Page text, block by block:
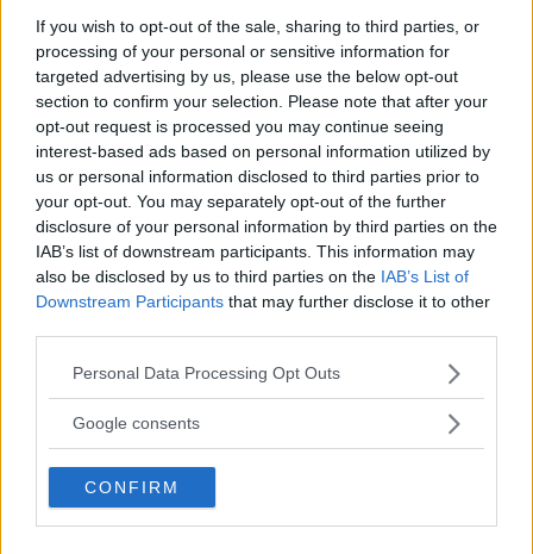
If you wish to opt-out of the sale, sharing to third parties, or
processing of your personal or sensitive information for
targeted advertising by us, please use the below opt-out
section to confirm your selection. Please note that after your
opt-out request is processed you may continue seeing
interest-based ads based on personal information utilized by
us or personal information disclosed to third parties prior to
your opt-out. You may separately opt-out of the further
disclosure of your personal information by third parties on the
IAB’s list of downstream participants. This information may
also be disclosed by us to third parties on the IAB’s List of
Downstream Participants that may further disclose it to other
Please note that this website/app uses one or more Google
not limited to your visit or usage behaviour. You may click to
use your data for below specified purposes in below Google
consent section.
Personal Data Processing Opt Outs
Google consents
CONFIRM
regeringen kommer agera med ett stort lugn.
- I dessa svåra tider finns det många som ropar
på stöd. Här gäller det att hålla huvudet kallt,
säger Fredrik Reinfeldt vid en debatt i SVT-
programmet Agenda, och fortsätter:
- Det handlar om skattebetalarnas pengar.
MISSA INTE KOMMANDE ARTIKLAR OM
NYHETER
Få vårt nyhetsbrev utan kostnad